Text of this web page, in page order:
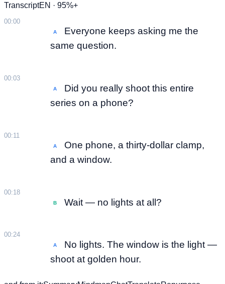
TranscriptEN · 95%+
00:00
A
Everyone keeps asking me the
same question.
00:03
A
Did you really shoot this entire
series on a phone?
00:11
A
One phone, a thirty-dollar clamp,
and a window.
00:18
B Wait — no lights at all?
00:24
A
No lights. The window is the light —
shoot at golden hour.